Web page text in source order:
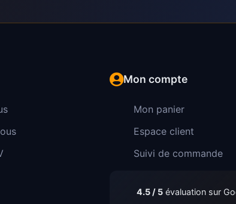
Mon compte
Mon panier
Espace client
Suivi de commande
4.5 / 5 évaluation sur